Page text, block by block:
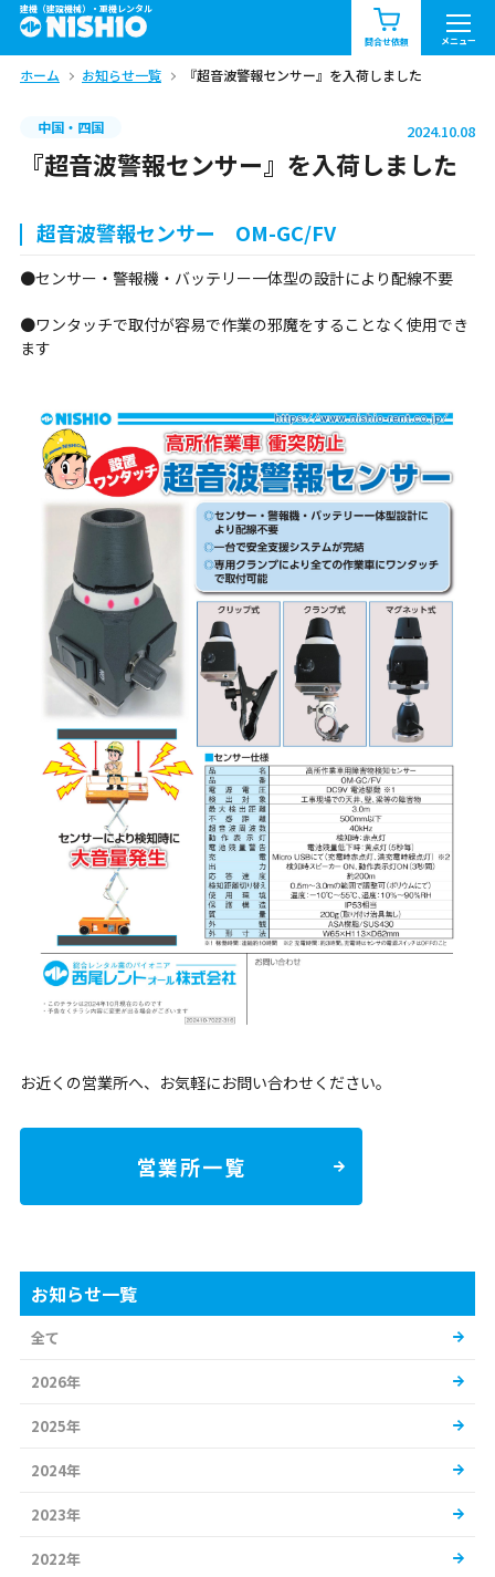
建機（建設機械）・重機レンタル
問合せ依頼 メニュー
商品一覧 お知らせ一覧
問合せ依頼リスト お問合せ
北海道 関東
中部 関西
ホーム お知らせ一覧 『超音波警報センサー』を入荷しました
中国・四国 2024.10.08
『超音波警報センサー』を入荷しました
超音波警報センサー OM-GC/FV
●センサー・警報機・バッテリー一体型の設計により配線不要
●ワンタッチで取付が容易で作業の邪魔をすることなく使用でき
ます
お近くの営業所へ、お気軽にお問い合わせください。
営業所一覧
お知らせ一覧
全て
2026年
2025年
2024年
2023年
2022年